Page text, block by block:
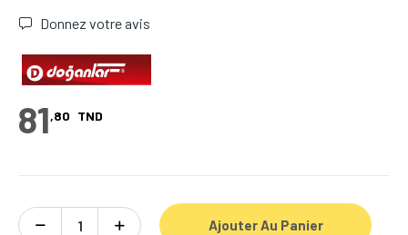
Donnez votre avis
81,80 TND
Ajouter Au Panier